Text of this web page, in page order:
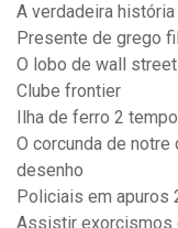
A verdadeira
Presente de grego
O lobo de wall
Clube frontier
Ilha de ferro 2
O corcunda de
desenho
Policiais em apuros
Assistir exorcismos